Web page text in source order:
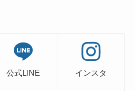
公式LINE インスタ